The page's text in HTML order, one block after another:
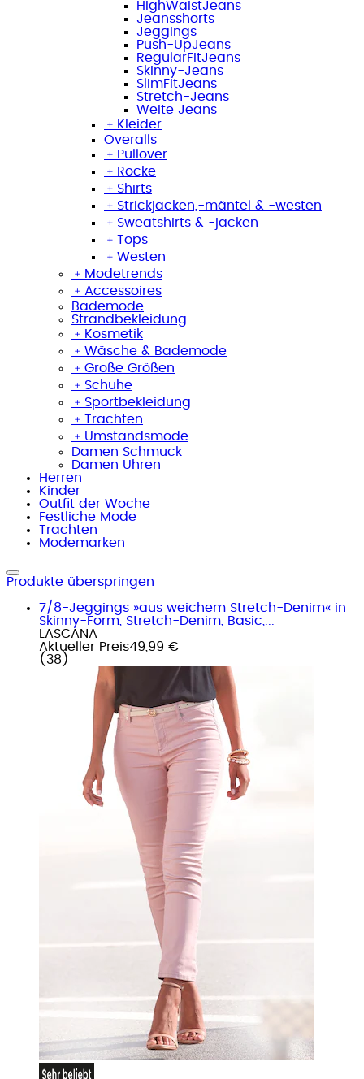
HighWaistJeans
Jeansshorts
Jeggings
Push-UpJeans
RegularFitJeans
Skinny-Jeans
SlimFitJeans
Stretch-Jeans
Weite Jeans
﹢ Kleider
Overalls
﹢ Pullover
﹢ Röcke
﹢ Shirts
﹢ Strickjacken,-mäntel & -westen
﹢ Sweatshirts & -jacken
﹢ Tops
﹢ Westen
﹢ Modetrends
﹢ Accessoires
Bademode
Strandbekleidung
﹢ Kosmetik
﹢ Wäsche & Bademode
﹢ Große Größen
﹢ Schuhe
﹢ Sportbekleidung
﹢ Trachten
﹢ Umstandsmode
Damen Schmuck
Damen Uhren
Herren
Kinder
Outfit der Woche
Festliche Mode
Trachten
Modemarken
Produkte überspringen
7/8-Jeggings »aus weichem Stretch-Denim« in
Skinny-Form, Stretch-Denim, Basic,...
LASCANA
Aktueller Preis49,99 €
( 38 )